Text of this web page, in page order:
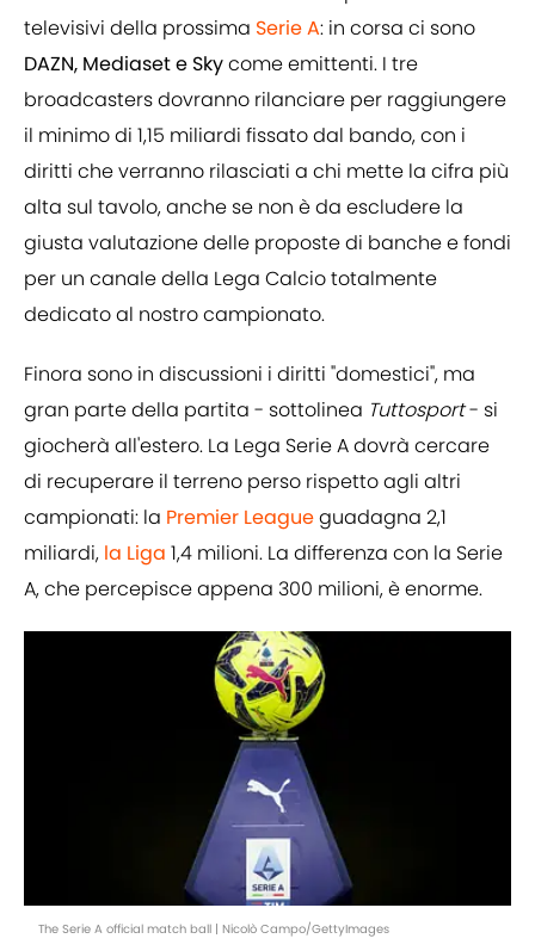
televisivi della prossima Serie A: in corsa ci sono
DAZN, Mediaset e Skycome emittenti. I tre
broadcasters dovranno rilanciare per raggiungere
il minimo di 1,15 miliardi fissato dal bando, con i
diritti che verranno rilasciati a chi mette la cifra più
alta sul tavolo, anche se non è da escludere la
giusta valutazione delle proposte di banche e fondi
per un canale della Lega Calcio totalmente
dedicato al nostro campionato.
Finora sono in discussioni i diritti "domestici", ma
gran parte della partita - sottolinea Tuttosport- si
giocherà all'estero. La Lega Serie A dovrà cercare
di recuperare il terreno perso rispetto agli altri
campionati: la Premier Leagueguadagna 2,1
miliardi, la Liga 1,4 milioni. La differenza con la Serie
A, che percepisce appena 300 milioni, è enorme.
The Serie A official match ball | Nicolò Campo/GettyImages